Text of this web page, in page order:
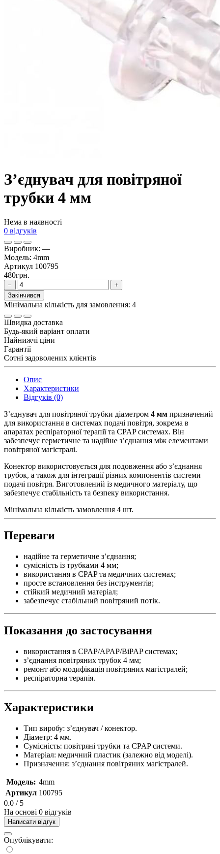
З’єднувач для повітряної
трубки 4 мм
Нема в наявності
0 відгуків
Виробник: —
Модель: 4mm
Артикул 100795
480грн.
−
+
Закінчився
Мінімальна кількість для замовлення: 4
Швидка доставка
Будь-який варіант оплати
Найнижчі ціни
Гарантії
Сотні задоволених клієнтів
Опис
Характеристики
Відгуків (0)
З’єднувач для повітряної трубки діаметром 4 мм призначений
для використання в системах подачі повітря, зокрема в
апаратах респіраторної терапії та CPAP системах. Він
забезпечує герметичне та надійне з’єднання між елементами
повітряної магістралі.
Конектор використовується для подовження або з’єднання
трубок, а також для інтеграції різних компонентів системи
подачі повітря. Виготовлений із медичного матеріалу, що
забезпечує стабільність та безпеку використання.
Мінімальна кількість замовлення 4 шт.
Переваги
надійне та герметичне з’єднання;
сумісність із трубками 4 мм;
використання в CPAP та медичних системах;
просте встановлення без інструментів;
стійкий медичний матеріал;
забезпечує стабільний повітряний потік.
Показання до застосування
використання в CPAP/APAP/BiPAP системах;
з’єднання повітряних трубок 4 мм;
ремонт або модифікація повітряних магістралей;
респіраторна терапія.
Характеристики
Тип виробу: з’єднувач / конектор.
Діаметр: 4 мм.
Сумісність: повітряні трубки та CPAP системи.
Матеріал: медичний пластик (залежно від моделі).
Призначення: з’єднання повітряних магістралей.
Модель: 4mm
Артикул 100795
0.0 / 5
На основі 0 відгуків
Написати відгук
Опублікувати: